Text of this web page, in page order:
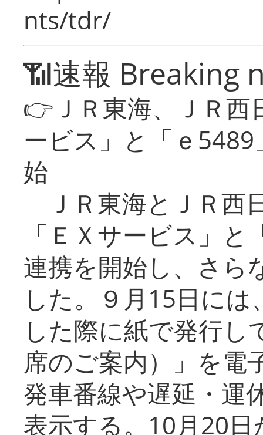
nts/tdr/
📶速報 Breaking
👉ＪＲ東海、ＪＲ
ービス」と「ｅ
始
ＪＲ東海とＪＲ西
「ＥＸサービス」
連携を開始し、さら
した。９月15日に
した際に紙で発行し
席のご案内）」を電
発車番線や遅延・運
表示する。10月20